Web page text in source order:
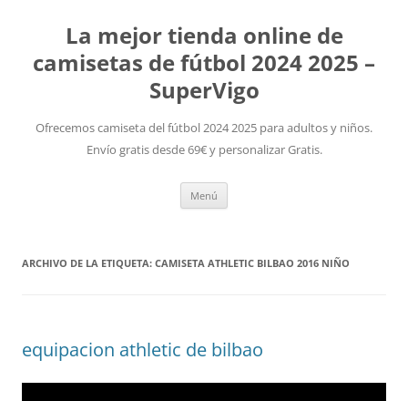
La mejor tienda online de
camisetas de fútbol 2024 2025 –
SuperVigo
Ofrecemos camiseta del fútbol 2024 2025 para adultos y niños.
Envío gratis desde 69€ y personalizar Gratis.
Menú
ARCHIVO DE LA ETIQUETA: CAMISETA ATHLETIC BILBAO 2016 NIÑO
equipacion athletic de bilbao